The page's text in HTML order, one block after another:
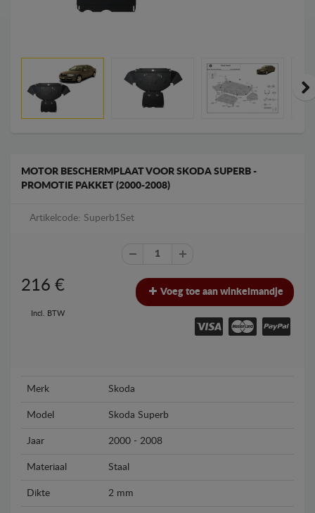
MOTOR BESCHERMPLAAT VOOR SKODA SUPERB -
PROMOTIE PAKKET (2000-2008)
Artikelcode: Superb1Set
216 €
Incl. BTW
Voeg toe aan winkelmandje
Merk Skoda
Model Skoda Superb
Jaar 2000 - 2008
Materiaal Staal
Dikte 2 mm